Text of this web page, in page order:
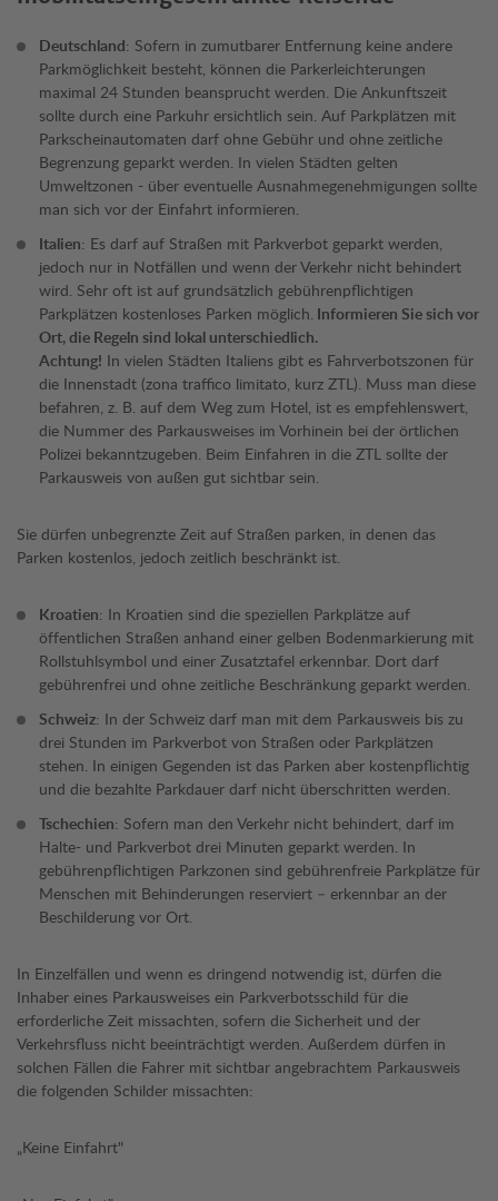
Deutschland: Sofern in zumutbarer Entfernung keine andere
Parkmöglichkeit besteht, können die Parkerleichterungen
maximal 24 Stunden beansprucht werden. Die Ankunftszeit
sollte durch eine Parkuhr ersichtlich sein. Auf Parkplätzen mit
Parkscheinautomaten darf ohne Gebühr und ohne zeitliche
Begrenzung geparkt werden. In vielen Städten gelten
Umweltzonen - über eventuelle Ausnahmegenehmigungen sollte
man sich vor der Einfahrt informieren.
Italien: Es darf auf Straßen mit Parkverbot geparkt werden,
jedoch nur in Notfällen und wenn der Verkehr nicht behindert
wird. Sehr oft ist auf grundsätzlich gebührenpflichtigen
Parkplätzen kostenloses Parken möglich. Informieren Sie sich vor
Ort, die Regeln sind lokal unterschiedlich.
Achtung! In vielen Städten Italiens gibt es Fahrverbotszonen für
die Innenstadt (zona traffico limitato, kurz ZTL). Muss man diese
befahren, z. B. auf dem Weg zum Hotel, ist es empfehlenswert,
die Nummer des Parkausweises im Vorhinein bei der örtlichen
Polizei bekanntzugeben. Beim Einfahren in die ZTL sollte der
Parkausweis von außen gut sichtbar sein.
Sie dürfen unbegrenzte Zeit auf Straßen parken, in denen das
Parken kostenlos, jedoch zeitlich beschränkt ist.
Kroatien: In Kroatien sind die speziellen Parkplätze auf
öffentlichen Straßen anhand einer gelben Bodenmarkierung mit
Rollstuhlsymbol und einer Zusatztafel erkennbar. Dort darf
gebührenfrei und ohne zeitliche Beschränkung geparkt werden.
Schweiz: In der Schweiz darf man mit dem Parkausweis bis zu
drei Stunden im Parkverbot von Straßen oder Parkplätzen
stehen. In einigen Gegenden ist das Parken aber kostenpflichtig
und die bezahlte Parkdauer darf nicht überschritten werden.
Tschechien: Sofern man den Verkehr nicht behindert, darf im
Halte- und Parkverbot drei Minuten geparkt werden. In
gebührenpflichtigen Parkzonen sind gebührenfreie Parkplätze für
Menschen mit Behinderungen reserviert – erkennbar an der
Beschilderung vor Ort.
In Einzelfällen und wenn es dringend notwendig ist, dürfen die
Inhaber eines Parkausweises ein Parkverbotsschild für die
erforderliche Zeit missachten, sofern die Sicherheit und der
Verkehrsfluss nicht beeinträchtigt werden. Außerdem dürfen in
solchen Fällen die Fahrer mit sichtbar angebrachtem Parkausweis
die folgenden Schilder missachten:
„Keine Einfahrt"